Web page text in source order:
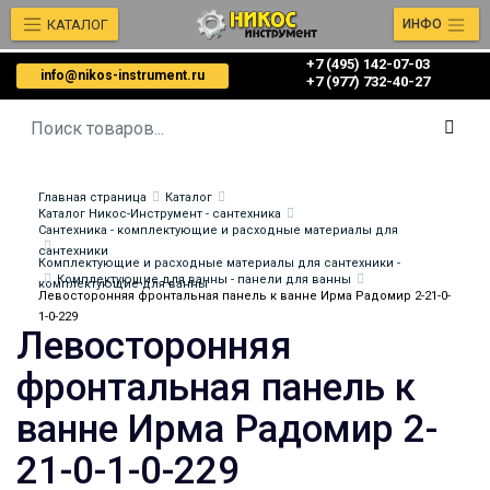
info@nikos-instrument.ru
+7 (495) 142-07-03
‎‎+7 (977) 732-40-27
КАТАЛОГ ИНФО
Главная страница
Каталог
Каталог Никос-Инструмент - сантехника
Сантехника - комплектующие и расходные материалы для
сантехники
Комплектующие и расходные материалы для сантехники -
комплектующие для ванны
Комплектующие для ванны - панели для ванны
Левосторонняя фронтальная панель к ванне Ирма Радомир 2-21-0-
1-0-229
Левосторонняя
фронтальная панель к
ванне Ирма Радомир 2-
21-0-1-0-229